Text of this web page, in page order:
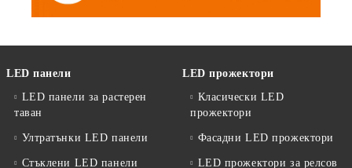
LED панели
LED панели за растерен
таван
Ултратънки LED панели
Стъклени LED панели
LED прожектори
Класически LED
прожектори
Фасадни LED прожектори
LED прожектори за релсов